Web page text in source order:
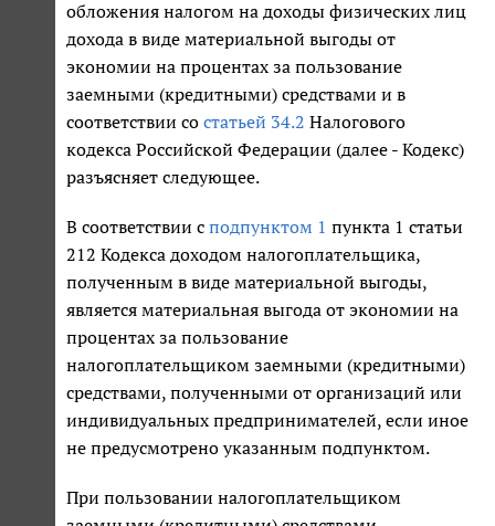
обложения налогом на доходы физических лиц
дохода в виде материальной выгоды от
экономии на процентах за пользование
заемными (кредитными) средствами и в
соответствии со статьей 34.2 Налогового
кодекса Российской Федерации (далее - Кодекс)
разъясняет следующее.
В соответствии с подпунктом 1 пункта 1 статьи
212 Кодекса доходом налогоплательщика,
полученным в виде материальной выгоды,
является материальная выгода от экономии на
процентах за пользование
налогоплательщиком заемными (кредитными)
средствами, полученными от организаций или
индивидуальных предпринимателей, если иное
не предусмотрено указанным подпунктом.
При пользовании налогоплательщиком